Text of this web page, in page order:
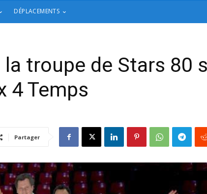
DÉPLACEMENTS
troupe de Stars 80
4 Temps
Partager